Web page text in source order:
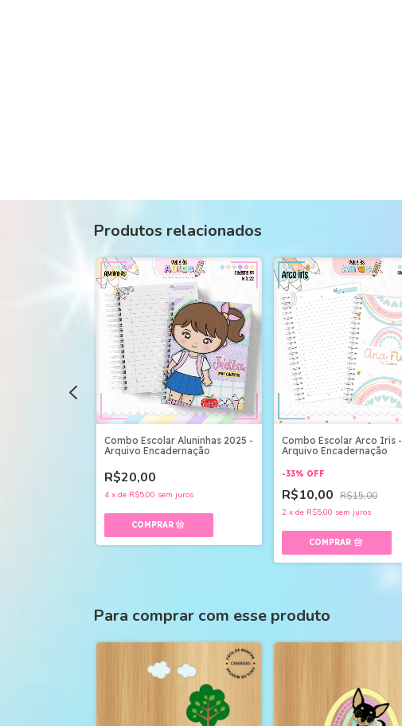
Produtos relacionados
Combo Escolar Aluninhas 2025 -
Arquivo Encadernação
R$20,00
4 x de R$5,00 sem juros
Combo Escolar Arco Iris -
Arquivo Encadernação
-33% OFF
R$10,00 R$15,00
2 xde R$5,00 sem juros
Para comprar com esse produto